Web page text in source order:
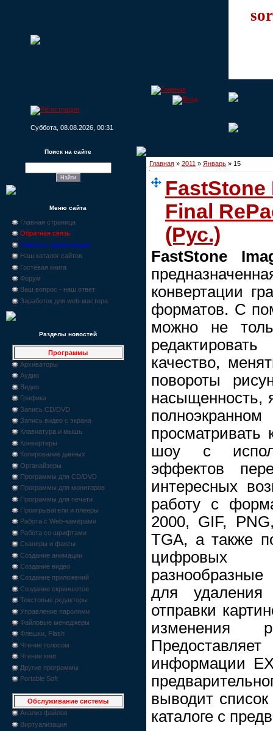
Суббота, 08.08.2026, 00:31
Поиск на сайте
Меню сайта
Главная страница
Обратная связь
Новости, промо-акции
Наш каталог сайтов
Гостевая книга
Форум
Ваш вопрос - наш ответ
Заработок для web-мастера
Разделы новостей
Программы
Архиваторы
Аудио
Видео
Графика
Запись CD/DVD
Запись видео с экрана
Клавиатура и мышь
Конвертеры
Копирование данных
Органайзеры
Программы для CD/DVD
Программы для мониторов
Программы для печати
Проигрыватели и плееры
Работа с Web-камерами
Работа со шрифтами
Сканеры и факсы
Создание анимации
Создание видео
Создание приложений
Создание скриншотов
Текстовые редакторы
Управление паролями
Файловые менеджеры
Флешки, Flash
Чтение голосом
Чтение книг
Другие программы
Portable Soft
Обслуживание системы
Анализ файлов
Виртуализация
Главная » 2011 » Январь » 15
FastStone
Final
(Рус.)
FastStone
конвертации
форматов. С
можно не
качество,
повороты
насыщенность,
просматривать
шоу с
эффектов
интересных
работу с
2000, GIF,
TGA, а также
цифровых
для удаления
отправки
изменения
информации
выводит
каталоге с